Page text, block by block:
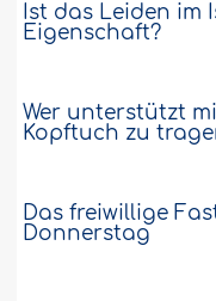
Ist das Leiden im
Eigenschaft?
Wer unterstützt
Kopftuch zu
Das freiwillige
Donnerstag